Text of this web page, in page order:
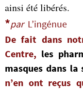
ainsi été libérés.
*parL’ingénue
De fait dans
Centre, les
masques dans la
n’en ont reçus